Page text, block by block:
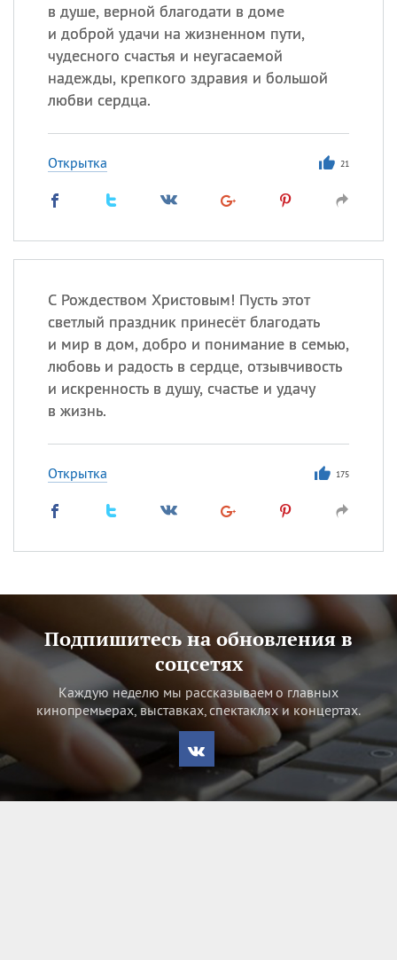
в душе, верной благодати в доме
и доброй удачи на жизненном пути,
чудесного счастья и неугасаемой
надежды, крепкого здравия и большой
любви сердца.
Открытка 21
С Рождеством Христовым! Пусть этот
светлый праздник принесёт благодать
и мир в дом, добро и понимание в семью,
любовь и радость в сердце, отзывчивость
и искренность в душу, счастье и удачу
в жизнь.
Открытка 175
Подпишитесь на обновления в
соцсетях
Каждую неделю мы рассказываем о главных
кинопремьерах, выставках, спектаклях и концертах.